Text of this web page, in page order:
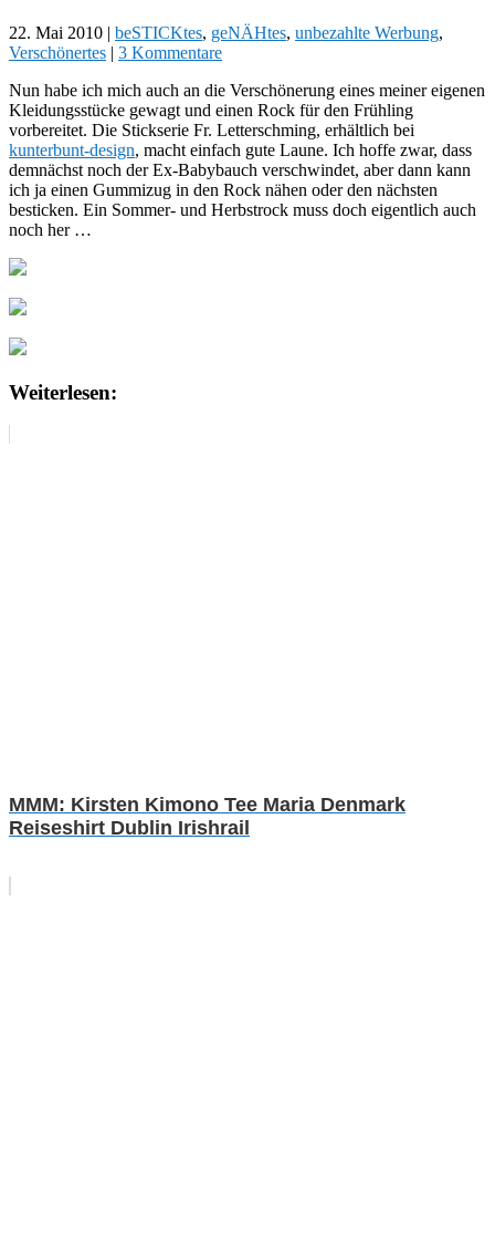
22. Mai 2010 | beSTICKtes, geNÄHtes, unbezahlte Werbung,
Verschönertes | 3 Kommentare
Nun habe ich mich auch an die Verschönerung eines meiner eigenen
Kleidungsstücke gewagt und einen Rock für den Frühling
vorbereitet. Die Stickserie Fr. Letterschming, erhältlich bei
kunterbunt-design, macht einfach gute Laune. Ich hoffe zwar, dass
demnächst noch der Ex-Babybauch verschwindet, aber dann kann
ich ja einen Gummizug in den Rock nähen oder den nächsten
besticken. Ein Sommer- und Herbstrock muss doch eigentlich auch
noch her …
Weiterlesen:
MMM: Kirsten Kimono Tee Maria Denmark
Reiseshirt Dublin Irishrail